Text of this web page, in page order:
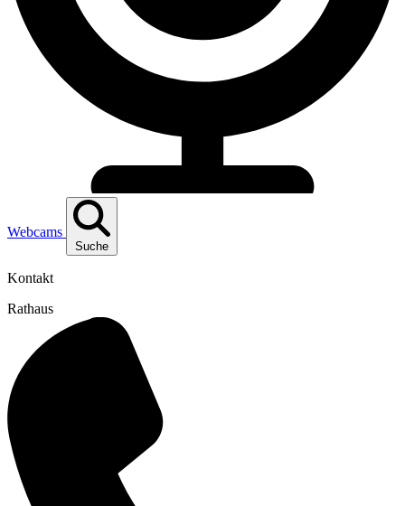
Webcams
Suche
Kontakt
Rathaus